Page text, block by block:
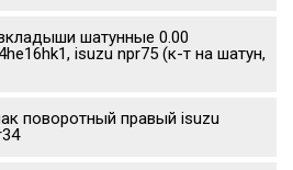
шатунные 0.00
isuzu npr75 (к-т на шатун,
поворотный правый isuzu